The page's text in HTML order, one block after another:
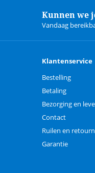
Kunnen we
Vandaag
Klantenservice
Bestelling
Betaling
Bezorging en
Contact
Ruilen en
Garantie